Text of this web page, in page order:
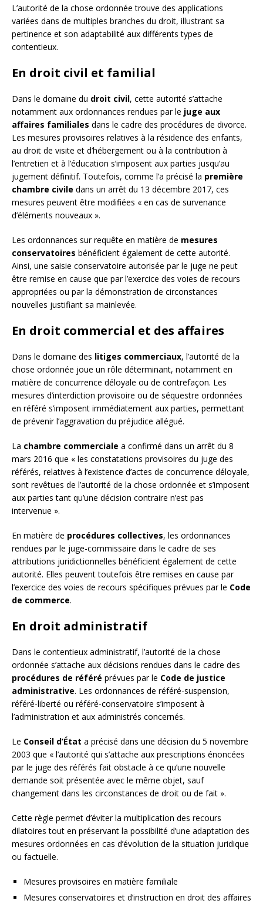
L’autorité de la chose ordonnée trouve des applications
variées dans de multiples branches du droit, illustrant sa
pertinence et son adaptabilité aux différents types de
contentieux.
En droit civil et familial
Dans le domaine du droit civil, cette autorité s’attache
notamment aux ordonnances rendues par le juge aux
affaires familiales dans le cadre des procédures de divorce.
Les mesures provisoires relatives à la résidence des enfants,
au droit de visite et d’hébergement ou à la contribution à
l’entretien et à l’éducation s’imposent aux parties jusqu’au
jugement définitif. Toutefois, comme l’a précisé la première
chambre civile dans un arrêt du 13 décembre 2017, ces
mesures peuvent être modifiées « en cas de survenance
d’éléments nouveaux ».
Les ordonnances sur requête en matière de mesures
conservatoires bénéficient également de cette autorité.
Ainsi, une saisie conservatoire autorisée par le juge ne peut
être remise en cause que par l’exercice des voies de recours
appropriées ou par la démonstration de circonstances
nouvelles justifiant sa mainlevée.
En droit commercial et des affaires
Dans le domaine des litiges commerciaux, l’autorité de la
chose ordonnée joue un rôle déterminant, notamment en
matière de concurrence déloyale ou de contrefaçon. Les
mesures d’interdiction provisoire ou de séquestre ordonnées
en référé s’imposent immédiatement aux parties, permettant
de prévenir l’aggravation du préjudice allégué.
La chambre commerciale a confirmé dans un arrêt du 8
mars 2016 que « les constatations provisoires du juge des
référés, relatives à l’existence d’actes de concurrence déloyale,
sont revêtues de l’autorité de la chose ordonnée et s’imposent
aux parties tant qu’une décision contraire n’est pas
intervenue ».
En matière de procédures collectives, les ordonnances
rendues par le juge-commissaire dans le cadre de ses
attributions juridictionnelles bénéficient également de cette
autorité. Elles peuvent toutefois être remises en cause par
l’exercice des voies de recours spécifiques prévues par le Code
de commerce.
En droit administratif
Dans le contentieux administratif, l’autorité de la chose
ordonnée s’attache aux décisions rendues dans le cadre des
procédures de référé prévues par le Code de justice
administrative. Les ordonnances de référé-suspension,
référé-liberté ou référé-conservatoire s’imposent à
l’administration et aux administrés concernés.
Le Conseil d’État a précisé dans une décision du 5 novembre
2003 que « l’autorité qui s’attache aux prescriptions énoncées
par le juge des référés fait obstacle à ce qu’une nouvelle
demande soit présentée avec le même objet, sauf
changement dans les circonstances de droit ou de fait ».
Cette règle permet d’éviter la multiplication des recours
dilatoires tout en préservant la possibilité d’une adaptation des
mesures ordonnées en cas d’évolution de la situation juridique
ou factuelle.
Mesures provisoires en matière familiale
Mesures conservatoires et d’instruction en droit des affaires